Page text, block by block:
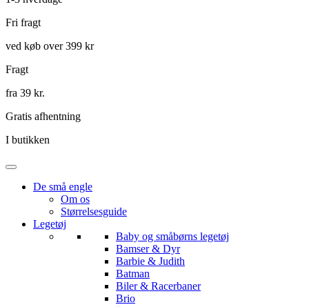
Fri fragt
ved køb over 399 kr
Fragt
fra 39 kr.
Gratis afhentning
I butikken
De små engle
Om os
Størrelsesguide
Legetøj
Baby og småbørns legetøj
Bamser & Dyr
Barbie & Judith
Batman
Biler & Racerbaner
Brio